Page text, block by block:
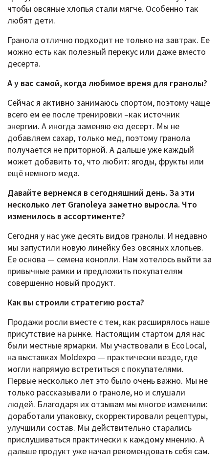
чтобы овсяные хлопья стали мягче. Особенно так
любят дети.
Гранола отлично подходит не только на завтрак. Ее
можно есть как полезный перекус или даже вместо
десерта.
А у вас самой, когда любимое время для гранолы?
Сейчас я активно занимаюсь спортом, поэтому чаще
всего ем ее после тренировки –как источник
энергии. А иногда заменяю ею десерт. Мы не
добавляем сахар, только мед, поэтому гранола
получается не приторной. А дальше уже каждый
может добавить то, что любит: ягоды, фрукты или
ещё немного меда.
Давайте вернемся в сегодняшний день. За эти
несколько лет Granoleya заметно выросла. Что
изменилось в ассортименте?
Сегодня у нас уже десять видов гранолы. И недавно
мы запустили новую линейку без овсяных хлопьев.
Ее основа — семена конопли. Нам хотелось выйти за
привычные рамки и предложить покупателям
совершенно новый продукт.
Как вы строили стратегию роста?
Продажи росли вместе с тем, как расширялось наше
присутствие на рынке. Настоящим стартом для нас
были местные ярмарки. Мы участвовали в EcoLocal,
на выставках Moldexpo — практически везде, где
могли напрямую встретиться с покупателями.
Первые несколько лет это было очень важно. Мы не
только рассказывали о граноле, но и слушали
людей. Благодаря их отзывам мы многое изменили:
доработали упаковку, скорректировали рецептуры,
улучшили состав. Мы действительно старались
прислушиваться практически к каждому мнению. А
дальше продукт уже начал рекомендовать себя сам.